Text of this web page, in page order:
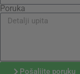
Poruka
Pošaljite poruku